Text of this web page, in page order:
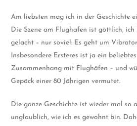
Am liebsten mag ich in der Geschichte
Die Szene am Flughafen ist göttlich, ich
gelacht – nur soviel: Es geht um
Insbesondere Ersteres ist ja ein
Zusammenhang mit Flughäfen – und
Gepäck einer 80 Jährigen vermutet.
Die ganze Geschichte ist wieder mal so
unglaublich, wie ich es gewohnt bin.